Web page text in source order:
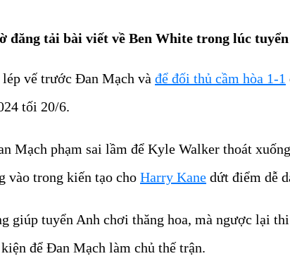
đăng tải bài viết về Ben White trong lúc
vế trước Đan Mạch và để đối thủ cầm hòa 1-1
tối 20/6.
Mạch phạm sai lầm để Kyle Walker thoát
vào trong kiến tạo cho Harry Kane dứt điểm dễ
giúp tuyển Anh chơi thăng hoa, mà ngược lại
để Đan Mạch làm chủ thế trận.